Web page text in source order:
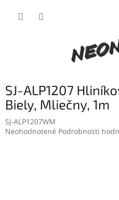
SJ-ALP1207
Biely, Mliečny, 1m
SJ-ALP1207WM
Priemerné
Neohodnotené Podrobnosti